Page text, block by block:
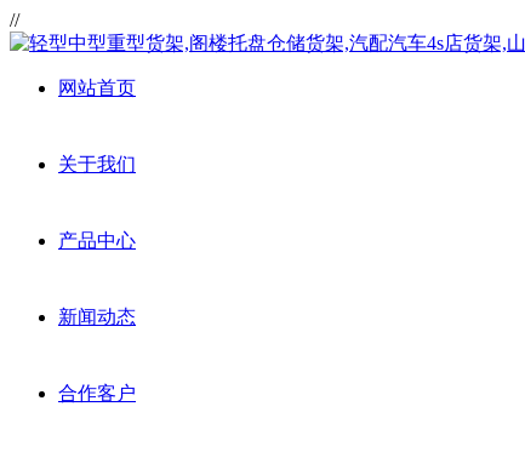
//
网站首页
关于我们
产品中心
新闻动态
合作客户